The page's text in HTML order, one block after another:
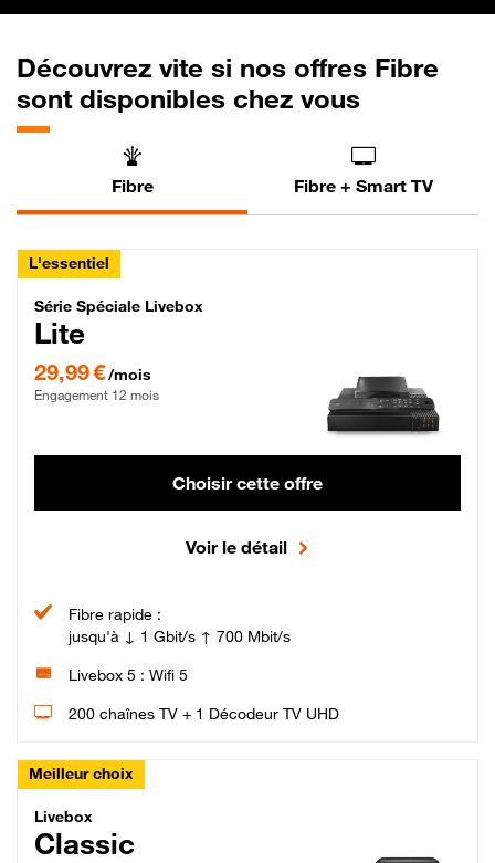
Découvrez vite si nos offres Fibre
sont disponibles chez vous
Fibre Fibre + Smart TV
L'essentiel
Série Spéciale Livebox Lite Fibre
Série Spéciale Livebox
Lite
29,99 €/mois
Engagement 12 mois
Choisir cette offre
Voir le détail
Fibre rapide :
jusqu'à ↓ 1 Gbit/s ↑ 700 Mbit/s
Livebox 5 : Wifi 5
200 chaînes TV + 1 Décodeur TV UHD
Meilleur choix
Livebox Classic Fibre
Livebox
Classic